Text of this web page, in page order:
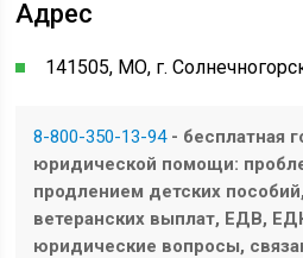
Адрес
141505, МО, г.
8-800-350-13-94- бесплатная
юридической помощи:
продлением детских
ветеранских выплат, ЕДВ,
юридические вопросы,